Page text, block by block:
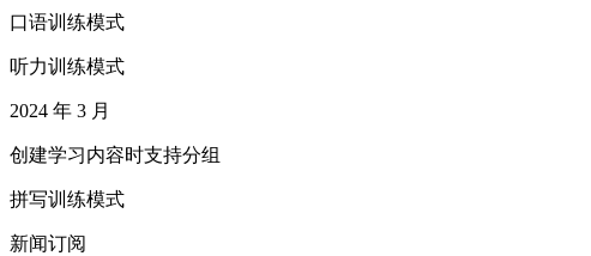
口语训练模式
听力训练模式
2024 年 3 月
创建学习内容时支持分组
拼写训练模式
新闻订阅